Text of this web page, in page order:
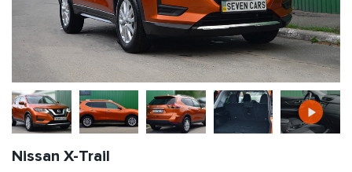
Nissan X-Trail